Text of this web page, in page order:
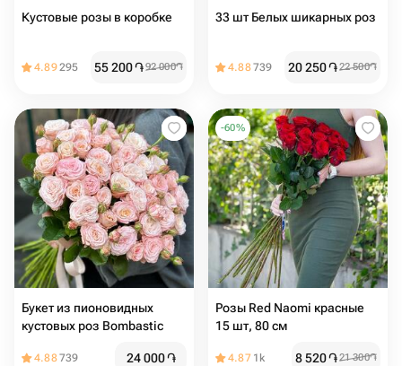
Кустовые розы в коробке
4.89295 55 200֏92 000֏
33 шт Белых шикарных роз
4.88739 20 250֏22 500֏
Букет из пионовидных
кустовых роз Bombastic
4.88739 24 000֏
-60%
Розы Red Naomi красные
15 шт, 80 см
4.87 1k 8 520֏21 300֏